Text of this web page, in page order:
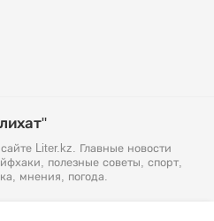
Liter.kz. Главные новости
полезные советы, спорт,
мнения, погода.